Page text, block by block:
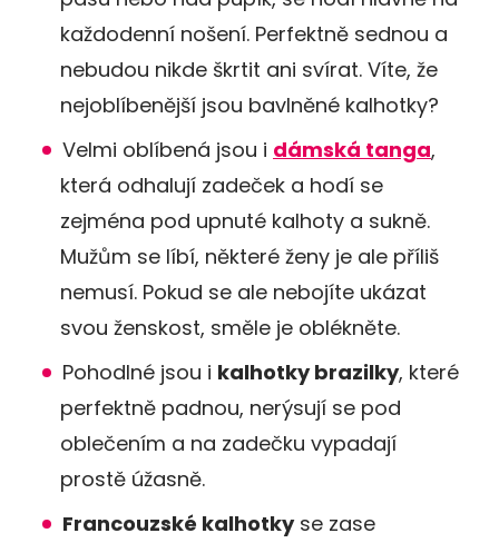
každodenní nošení. Perfektně sednou a
nebudou nikde škrtit ani svírat. Víte, že
nejoblíbenější jsou bavlněné kalhotky?
Velmi oblíbená jsou i dámská tanga,
která odhalují zadeček a hodí se
zejména pod upnuté kalhoty a sukně.
Mužům se líbí, některé ženy je ale příliš
nemusí. Pokud se ale nebojíte ukázat
svou ženskost, směle je oblékněte.
Pohodlné jsou i kalhotky brazilky, které
perfektně padnou, nerýsují se pod
oblečením a na zadečku vypadají
prostě úžasně.
Francouzské kalhotkyse zase